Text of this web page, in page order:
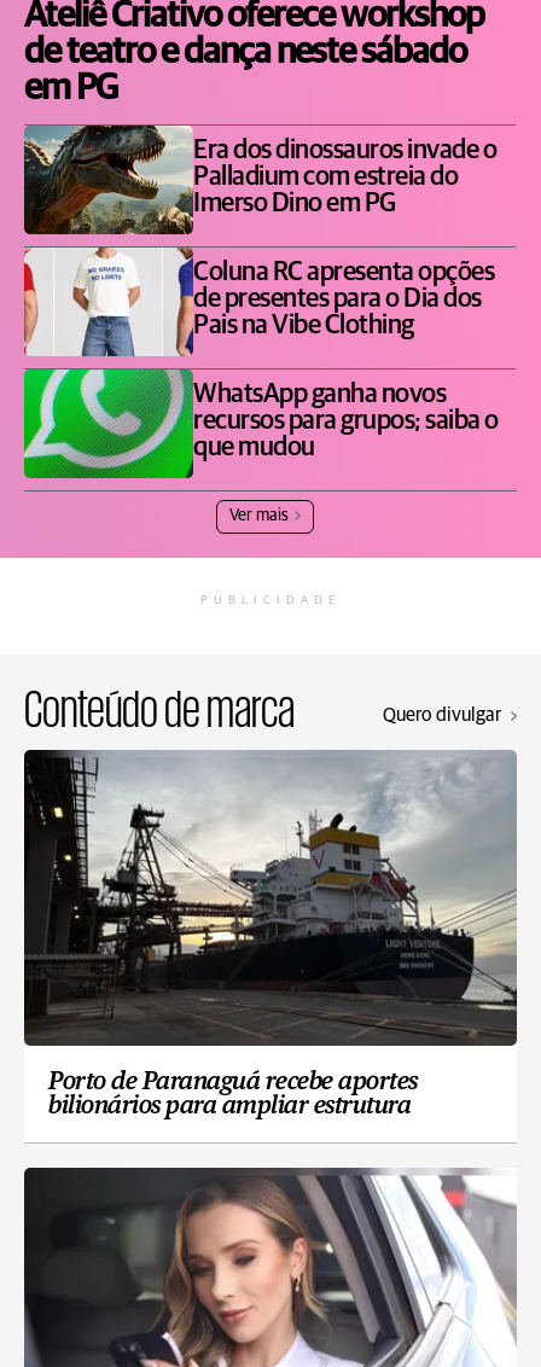
Ateliê Criativo oferece workshop
de teatro e dança neste sábado
em PG
Era dos dinossauros invade o
Palladium com estreia do
Imerso Dino em PG
Coluna RC apresenta opções
de presentes para o Dia dos
Pais na Vibe Clothing
WhatsApp ganha novos
recursos para grupos; saiba o
que mudou
Ver mais
PUBLICIDADE
Conteúdo de marca Quero divulgar
Porto de Paranaguá recebe aportes
bilionários para ampliar estrutura